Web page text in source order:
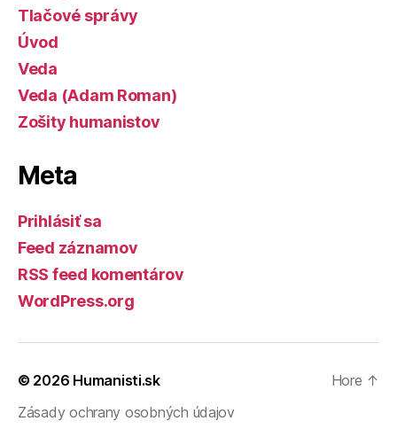
Tlačové správy
Úvod
Veda
Veda (Adam Roman)
Zošity humanistov
Meta
Prihlásiť sa
Feed záznamov
RSS feed komentárov
WordPress.org
© 2026 Humanisti.sk
Zásady ochrany osobných údajov
Hore ↑